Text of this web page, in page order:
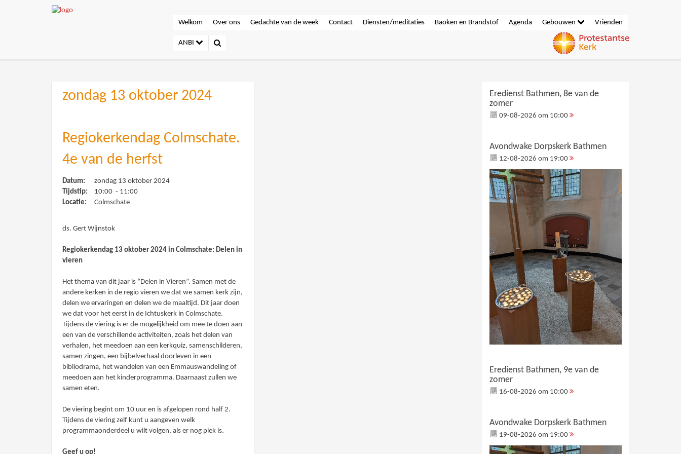
Welkom Over ons Gedachte van de week Contact Diensten/meditaties Baoken en Brandstof Agenda Gebouwen Vrienden
ANBI
zondag 13 oktober 2024
Regiokerkendag Colmschate.
4e van de herfst
Datum:
zondag 13 oktober 2024
Tijdstip:
10:00 - 11:00
Locatie:
Colmschate
ds. Gert Wijnstok
Regiokerkendag 13 oktober 2024 in Colmschate: Delen in
vieren
Het thema van dit jaar is “Delen in Vieren”. Samen met de
andere kerken in de regio vieren we dat we samen kerk zijn,
delen we ervaringen en delen we de maaltijd. Dit jaar doen
we dat voor het eerst in de Ichtuskerk in Colmschate.
Tijdens de viering is er de mogelijkheid om mee te doen aan
een van de verschillende activiteiten, zoals het delen van
verhalen, het meedoen aan een kerkquiz, samenschilderen,
samen zingen, een bijbelverhaal doorleven in een
bibliodrama, het wandelen van een Emmauswandeling of
meedoen aan het kinderprogramma. Daarnaast zullen we
samen eten.
De viering begint om 10 uur en is afgelopen rond half 2.
Tijdens de viering zelf kunt u aangeven welk
programmaonderdeel u wilt volgen, als er nog plek is.
Geef u op!
Eredienst Bathmen, 8e van de
zomer
09-08-2026 om 10:00
Avondwake Dorpskerk Bathmen
12-08-2026 om 19:00
Eredienst Bathmen, 9e van de
zomer
16-08-2026 om 10:00
Avondwake Dorpskerk Bathmen
19-08-2026 om 19:00